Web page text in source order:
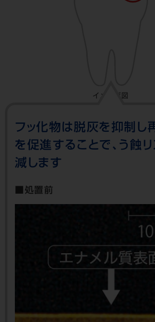
イメージ図
フッ化物は脱灰を抑制し
を促進することで、 う蝕
減します
■処置前